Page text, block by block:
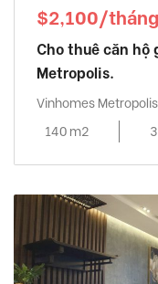
$2,100/tháng
Cho thuê căn hộ
Metropolis.
Vinhomes
140 m2